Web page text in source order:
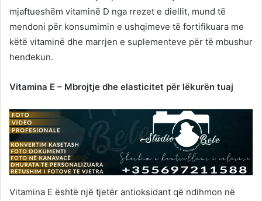
mjaftueshëm vitaminë D nga rrezet e diellit, mund të
mendoni për konsumimin e ushqimeve të fortifikuara me
këtë vitaminë dhe marrjen e suplementeve për të mbushur
hendekun.
Vitamina E – Mbrojtje dhe elasticitet për lëkurën tuaj
Vitamina E është një tjetër antioksidant që ndihmon në